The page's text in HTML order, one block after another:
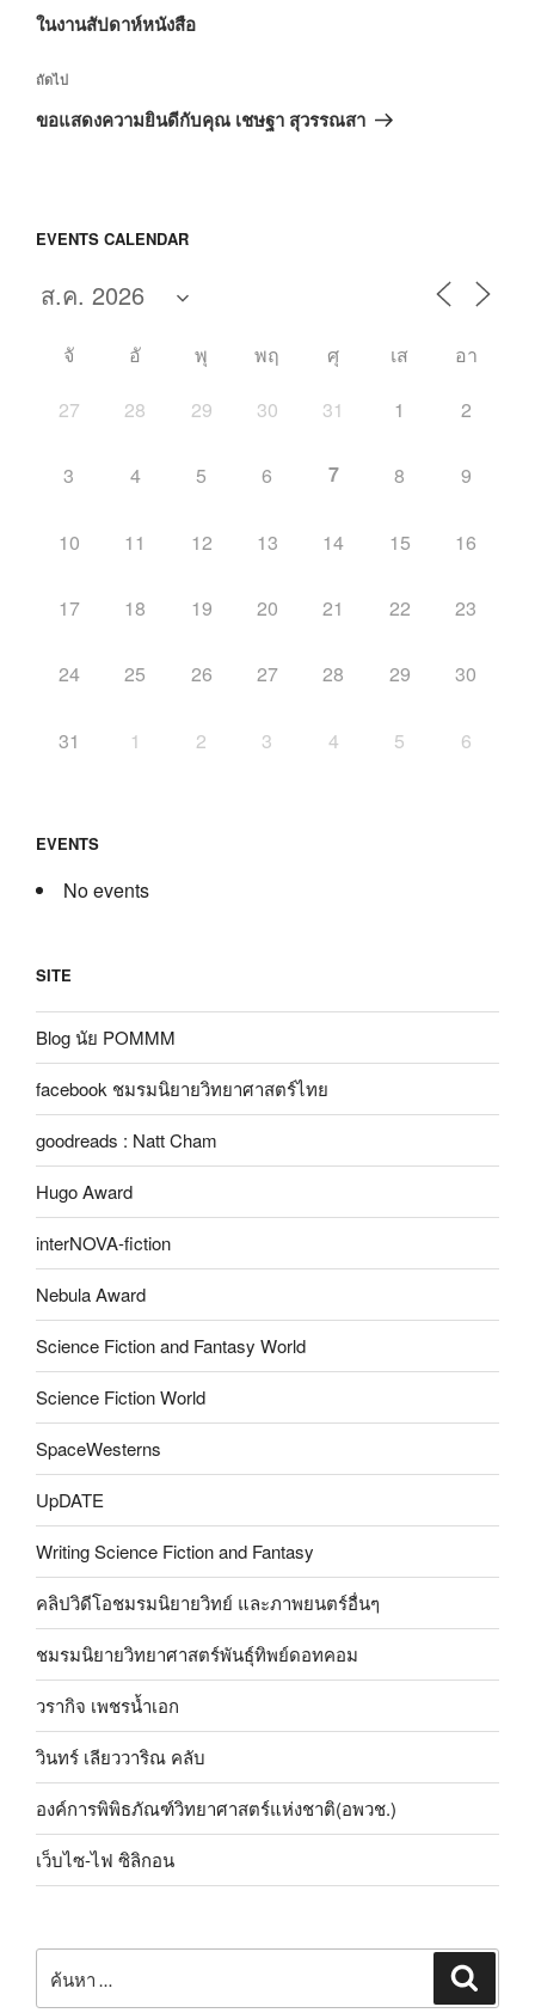
หน้า
ในงานสัปดาห์หนังสือ
เรื่อง
ถัด
ถัดไป
ขอแสดงความยินดีกับคุณ เชษฐา สุวรรณสา
EVENTS CALENDAR
จั อั พุ พฤ ศุ เส
อา
27
28 29 30 31 1 2
3 4 5 6 7 8 9
10 11 12 13 14 15 16
17 18 19 20 21 22 23
24 25 26 27 28 29 30
31 1 2 3 4 5 6
EVENTS
No events
SITE
Blog นัย POMMM
facebook ชมรมนิยายวิทยาศาสตร์ไทย
goodreads : Natt Cham
Hugo Award
interNOVA-fiction
Nebula Award
Science Fiction and Fantasy World
Science Fiction World
SpaceWesterns
UpDATE
Writing Science Fiction and Fantasy
คลิปวิดีโอชมรมนิยายวิทย์ และภาพยนตร์อื่นๆ
ชมรมนิยายวิทยาศาสตร์พันธุ์ทิพย์ดอทคอม
วรากิจ เพชรน้ำเอก
วินทร์ เลียววาริณ คลับ
องค์การพิพิธภัณฑ์วิทยาศาสตร์แห่งชาติ(อพวช.)
เว็บไซ-ไฟ ซิลิกอน